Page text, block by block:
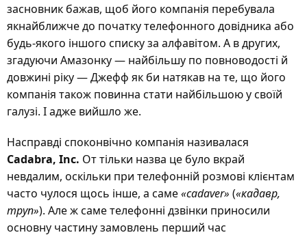
засновник бажав, щоб його компанія перебувала
якнайближче до початку телефонного довідника або
будь-якого іншого списку за алфавітом. А в других,
згадуючи Амазонку — найбільшу по повноводості й
довжині ріку — Джефф як би натякав на те, що його
компанія також повинна стати найбільшою у своїй
галузі. І адже вийшло же.
Насправді споконвічно компанія називалася
Cadabra, Inc. От тільки назва це було вкрай
невдалим, оскільки при телефонній розмові клієнтам
часто чулося щось інше, а саме«cadaver» («кадавр,
труп»). Але ж саме телефонні дзвінки приносили
основну частину замовлень перший час